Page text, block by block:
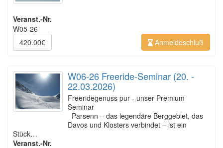
Veranst.-Nr.
W05-26
420.00€
Anmeldeschluß
W06-26 Freeride-Seminar (20. -
22.03.2026)
Freeridegenuss pur - unser Premium
Seminar
Parsenn – das legendäre Berggebiet, das
Davos und Klosters verbindet – ist ein
Stück…
Veranst.-Nr.